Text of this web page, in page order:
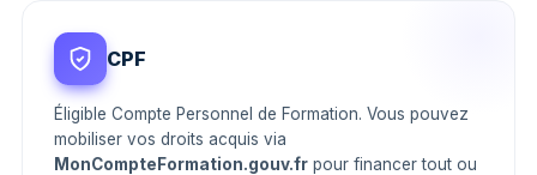
CPF
Éligible Compte Personnel de Formation. Vous pouvez
mobiliser vos droits acquis via
MonCompteFormation.gouv.fr pour financer tout ou